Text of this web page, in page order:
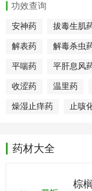
功效查询
安神药 拔毒生肌
解表药 解毒杀虫
平喘药 平肝息风
收涩药 温里药
燥湿止痒药 止咳
药材大全
棕